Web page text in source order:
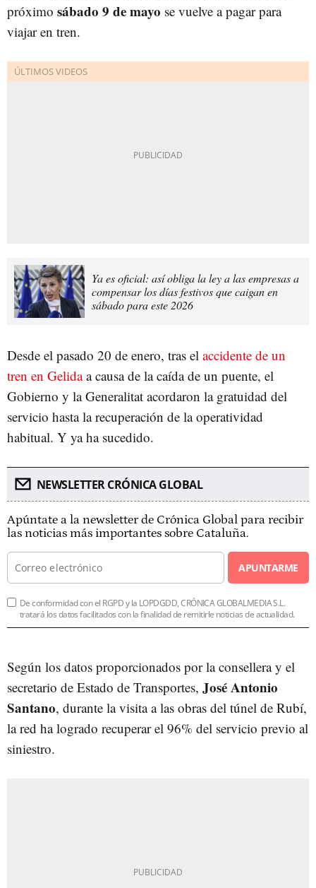
próximo sábado 9 de mayo se vuelve a pagar para
viajar en tren.
Ya es oficial: así obliga la ley a las empresas a
compensar los días festivos que caigan en
sábado para este 2026
Desde el pasado 20 de enero, tras el accidente de un
tren en Gelidaa causa de la caída de un puente, el
Gobierno y la Generalitat acordaron la gratuidad del
servicio hasta la recuperación de la operatividad
habitual. Y ya ha sucedido.
NEWSLETTER CRÓNICA GLOBAL
Apúntate a la newsletter de Crónica Global para recibir
las noticias más importantes sobre Cataluña.
APUNTARME
De conformidad con el RGPD y la LOPDGDD, CRÓNICA GLOBALMEDIA S.L.
tratará los datos facilitados con la finalidad de remitirle noticias de actualidad.
Según los datos proporcionados por la consellera y el
secretario de Estado de Transportes, José Antonio
Santano, durante la visita a las obras del túnel de Rubí,
la red ha logrado recuperar el 96% del servicio previo al
siniestro.